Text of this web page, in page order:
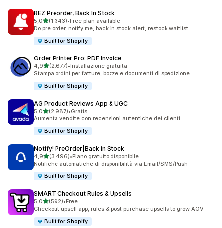
REZ Preorder, Back In Stock
5,0stelle su 5
(1.343)
1343 recensioni totali
•Free plan available
Do pre order, notify me, back in stock alert, restock waitlist
Built for Shopify
Order Printer Pro: PDF Invoice
4,9stelle su 5
(2.677)
2677 recensioni totali
•Installazione gratuita
Stampa ordini per fatture, bozze e documenti di spedizione
Built for Shopify
AG Product Reviews App & UGC
5,0stelle su 5
(2.987)
2987 recensioni totali
•Gratis
Aumenta vendite con recensioni autentiche dei clienti.
Built for Shopify
Notify! PreOrder|Back in Stock
4,9stelle su 5
(3.496)
3496 recensioni totali
•Piano gratuito disponibile
Notifiche automatiche di disponibilità via Email/SMS/Push
Built for Shopify
SMART Checkout Rules & Upsells
5,0stelle su 5
(592)
592 recensioni totali
•Free
Checkout upsell app, rules & post purchase upsells to grow AOV
Built for Shopify